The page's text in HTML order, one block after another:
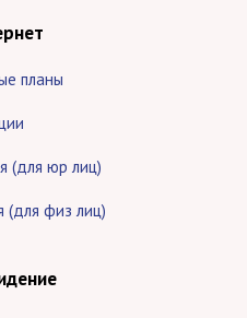
планы
(для юр лиц)
(для физ лиц)